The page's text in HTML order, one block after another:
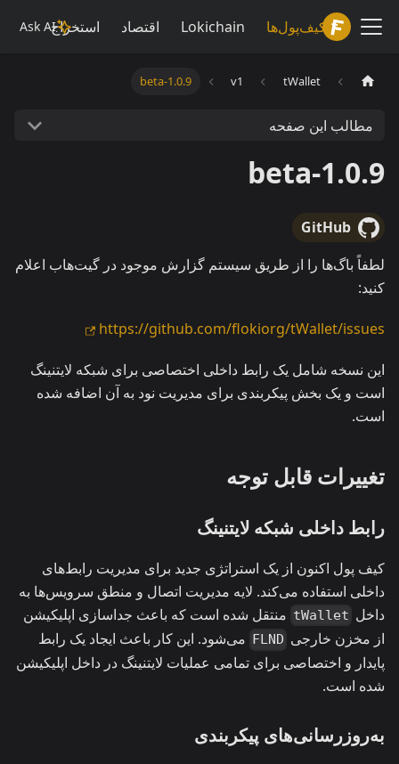
Lokiwiki
کیف‌پول‌ها Lokichain اقتصاد استخراجAsk AI
tWallet
v1
1.0.9-beta
مطالب این صفحه
1.0.9-beta
GitHub
لطفاً باگ‌ها را از طریق سیستم گزارش موجود در گیت‌هاب اعلام
کنید:
https://github.com/flokiorg/tWallet/issues
این نسخه شامل یک رابط داخلی اختصاصی برای شبکه لایتنینگ
است و یک بخش پیکربندی برای مدیریت نود به آن اضافه شده
است.
تغییرات قابل توجه
رابط داخلی شبکه لایتنینگ
کیف پول اکنون از یک استراتژی جدید برای مدیریت رابط‌های
داخلی استفاده می‌کند. لایه مدیریت اتصال و منطق سرویس‌ها به
داخل tWallet منتقل شده است که باعث جداسازی اپلیکیشن
از مخزن خارجی FLND
می‌شود. این کار باعث ایجاد یک رابط
پایدار و اختصاصی برای تمامی عملیات لایتنینگ در داخل اپلیکیشن
شده است.
به‌روزرسانی‌های پیکربندی